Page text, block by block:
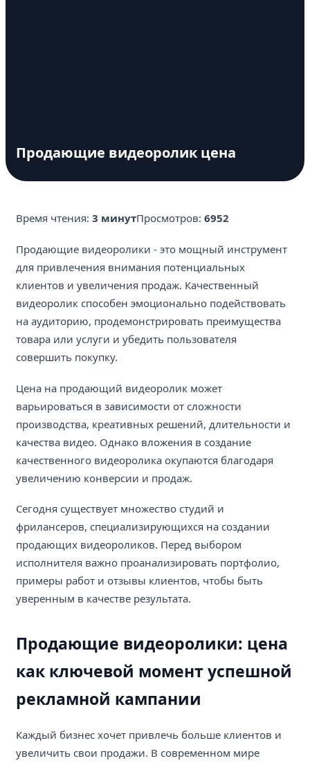
Продающие видеоролик цена
Время чтения: 3 минутПросмотров: 6952
Продающие видеоролики - это мощный инструмент
для привлечения внимания потенциальных
клиентов и увеличения продаж. Качественный
видеоролик способен эмоционально подействовать
на аудиторию, продемонстрировать преимущества
товара или услуги и убедить пользователя
совершить покупку.
Цена на продающий видеоролик может
варьироваться в зависимости от сложности
производства, креативных решений, длительности и
качества видео. Однако вложения в создание
качественного видеоролика окупаются благодаря
увеличению конверсии и продаж.
Сегодня существует множество студий и
фрилансеров, специализирующихся на создании
продающих видеороликов. Перед выбором
исполнителя важно проанализировать портфолио,
примеры работ и отзывы клиентов, чтобы быть
уверенным в качестве результата.
Продающие видеоролики: цена
как ключевой момент успешной
рекламной кампании
Каждый бизнес хочет привлечь больше клиентов и
увеличить свои продажи. В современном мире